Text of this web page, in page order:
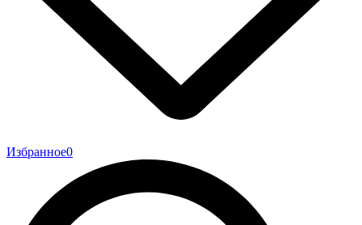
Избранное0